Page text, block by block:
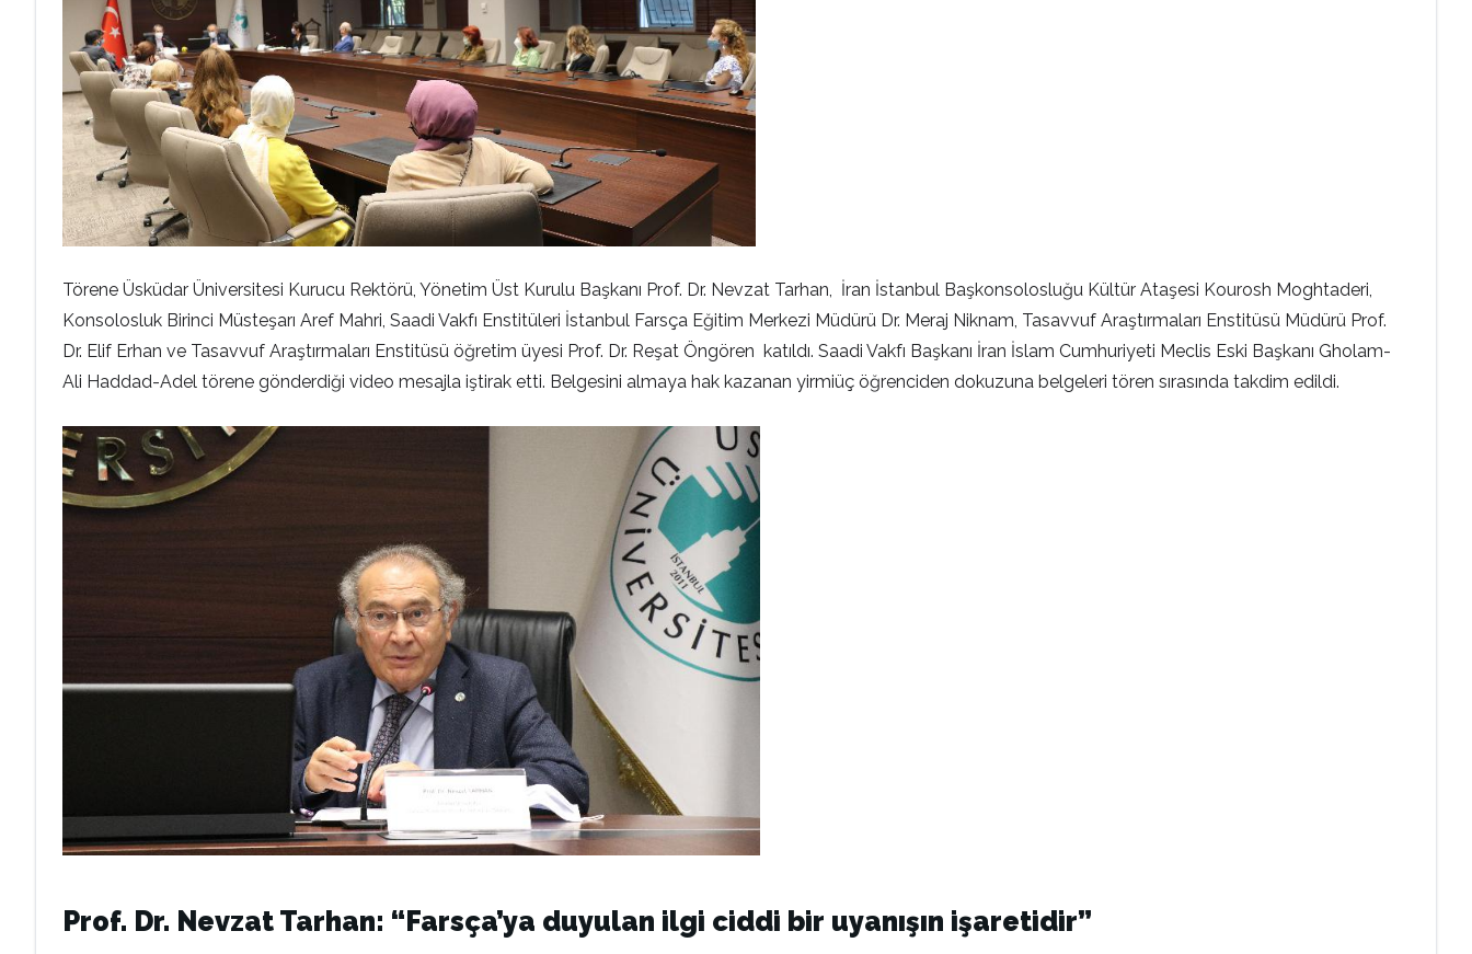
Törene Üsküdar Üniversitesi Kurucu Rektörü, Yönetim Üst Kurulu Başkanı Prof. Dr. Nevzat Tarhan, İran İstanbul Başkonsolosluğu Kültür Ataşesi Kourosh Moghtaderi,
Konsolosluk Birinci Müsteşarı Aref Mahri, Saadi Vakfı Enstitüleri İstanbul Farsça Eğitim Merkezi Müdürü Dr. Meraj Niknam, Tasavvuf Araştırmaları Enstitüsü Müdürü Prof.
Dr. Elif Erhan ve Tasavvuf Araştırmaları Enstitüsü öğretim üyesi Prof. Dr. Reşat Öngören katıldı. Saadi Vakfı Başkanı İran İslam Cumhuriyeti Meclis Eski Başkanı Gholam-
Ali Haddad-Adel törene gönderdiği video mesajla iştirak etti. Belgesini almaya hak kazanan yirmiüç öğrenciden dokuzuna belgeleri tören sırasında takdim edildi.
Prof. Dr. Nevzat Tarhan: “Farsça’ya duyulan ilgi ciddi bir uyanışın işaretidir”